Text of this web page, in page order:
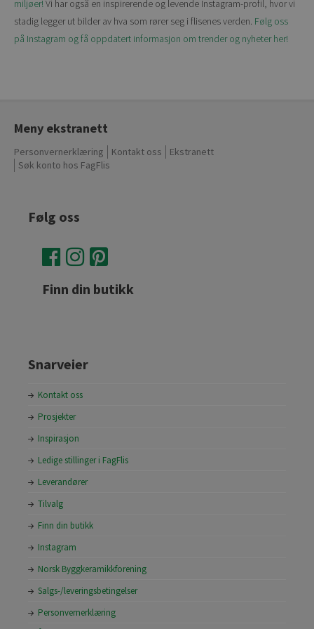
miljøer!Vi har også en inspirerende og levende Instagram-profil, hvor vi
stadig legger ut bilder av hva som rører seg i flisenes verden. Følg oss
på Instagram og få oppdatert informasjon om trender og nyheter her!
Meny ekstranett
Personvernerklæring Kontakt oss
Ekstranett
Søk konto hos FagFlis
Følg oss
Finn din butikk
Snarveier
Kontakt oss
Prosjekter
Inspirasjon
Ledige stillinger i FagFlis
Leverandører
Tilvalg
Finn din butikk
Instagram
Norsk Byggkeramikkforening
Salgs-/leveringsbetingelser
Personvernerklæring